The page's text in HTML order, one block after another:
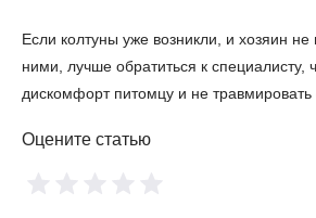
Если колтуны уже возникли, и хозяин не
ними, лучше обратиться к специалисту,
дискомфорт питомцу и не травмировать
Оцените статью